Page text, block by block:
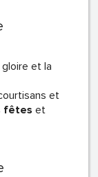
et la
et
fêtes et